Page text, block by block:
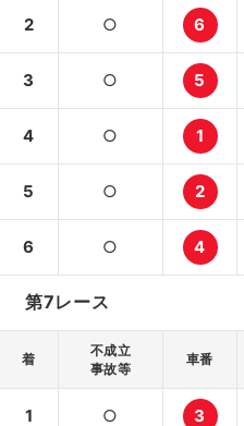
2 ○ 6
3 ○ 5
4 ○ 1
5 ○ 2
6 ○ 4
第7レース
着
不成立
事故等
車番
1 ○ 3